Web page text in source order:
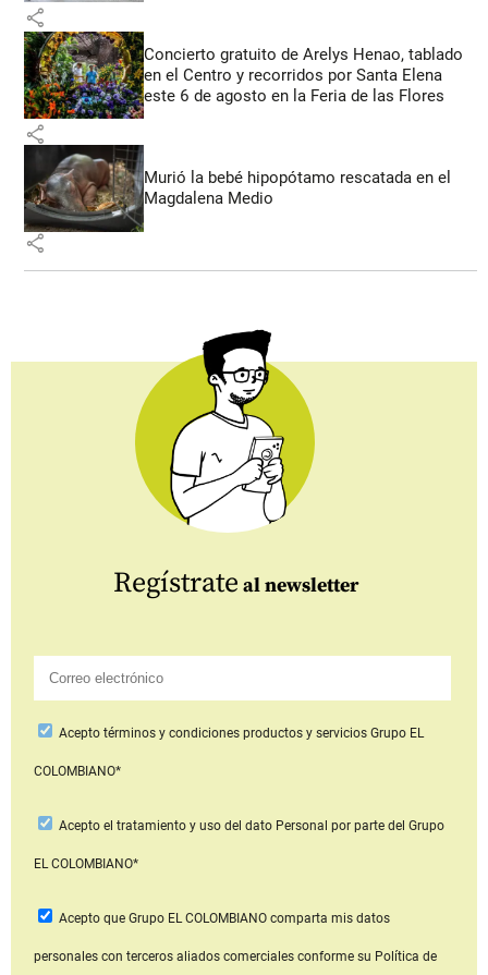
share
Concierto gratuito de Arelys Henao, tablado
en el Centro y recorridos por Santa Elena
este 6 de agosto en la Feria de las Flores
share
Murió la bebé hipopótamo rescatada en el
Magdalena Medio
share
Regístrate al newsletter
Aceptotérminos y condiciones productos y serviciosGrupo EL
COLOMBIANO*
Acepto el tratamiento y uso del dato Personal por parte del Grupo
EL COLOMBIANO*
Acepto que Grupo EL COLOMBIANOcomparta mis datos
personales con terceros aliados comerciales conforme su Política de